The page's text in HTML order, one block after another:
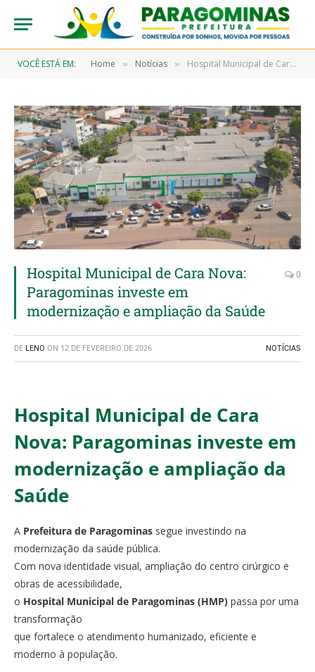
VOCÊ ESTÁ EM: Home » Notícias » Hospital Municipal de Cara Nova: Paragominas investe em modernização e ampliação da Saúde
Hospital Municipal de Cara Nova:
Paragominas investe em
modernização e ampliação da Saúde
0
DE LENO ON 12 DE FEVEREIRO DE 2026 NOTÍCIAS
Hospital Municipal de Cara
Nova: Paragominas investe em
modernização e ampliação da
Saúde
A Prefeitura de Paragominas segue investindo na
modernização da saúde pública.
Com nova identidade visual, ampliação do centro cirúrgico e
obras de acessibilidade,
o Hospital Municipal de Paragominas (HMP) passa por uma
transformação
que fortalece o atendimento humanizado, eficiente e
moderno à população.